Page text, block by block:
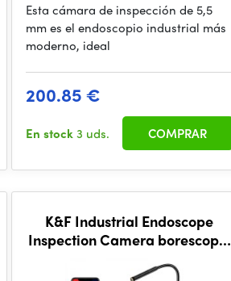
Esta cámara de inspección de 5,5
mm es el endoscopio industrial más
moderno, ideal
200.85 €
En stock3 uds. COMPRAR
K&F Industrial Endoscope
Inspection Camera borescope,
8 LED lights for iPhone, 8mm -
1m